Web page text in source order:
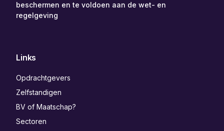
beschermen en te voldoen aan de wet- en
regelgeving
Links
Opdrachtgevers
Zelfstandigen
BV of Maatschap?
Sectoren